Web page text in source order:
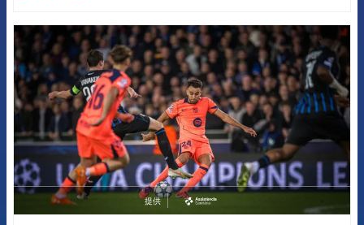
FCB Barcelona badge
提供
asistencia